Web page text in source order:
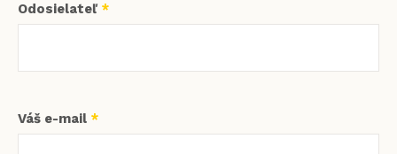
Odosielateľ *
Váš e-mail *